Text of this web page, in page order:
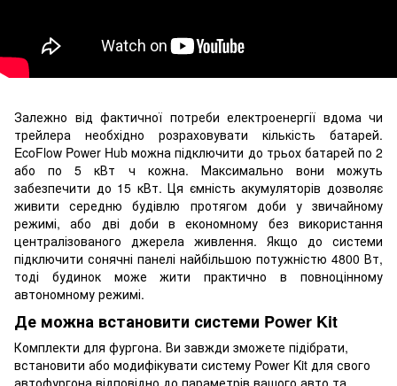
Залежно від фактичної потреби електроенергії вдома чи
трейлера необхідно розраховувати кількість батарей.
EcoFlow Power Hub можна підключити до трьох батарей по 2
або по 5 кВт ч кожна. Максимально вони можуть
забезпечити до 15 кВт. Ця ємність акумуляторів дозволяє
живити середню будівлю протягом доби у звичайному
режимі, або дві доби в економному без використання
централізованого джерела живлення. Якщо до системи
підключити сонячні панелі найбільшою потужністю 4800 Вт,
тоді будинок може жити практично в повноцінному
автономному режимі.
Де можна встановити системи Power Kit
Комплекти для фургона. Ви завжди зможете підібрати,
встановити або модифікувати систему Power Kit для свого